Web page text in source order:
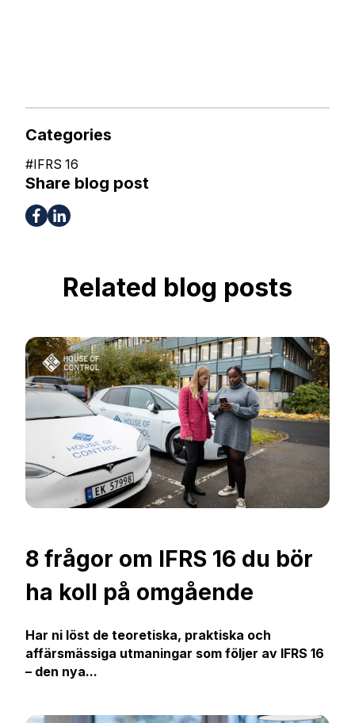
Categories
#IFRS 16
Share blog post
Related blog posts
8 frågor om IFRS 16 du bör
ha koll på omgående
Har ni löst de teoretiska, praktiska och
affärsmässiga utmaningar som följer av IFRS 16
– den nya...